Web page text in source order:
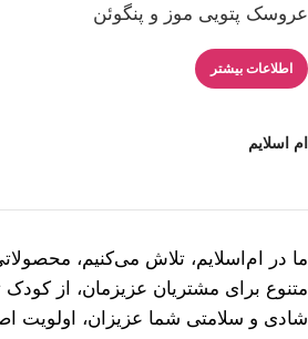
عروسک پتویی موز و پنگوئن
اطلاعات بیشتر
ام اسلایم
ما در ام‌اسلایم، تلاش می‌کنیم،
متنوع برای مشتریان عزیزمان، از کودک
شادی و سلامتی شما عزیزان، اولویت